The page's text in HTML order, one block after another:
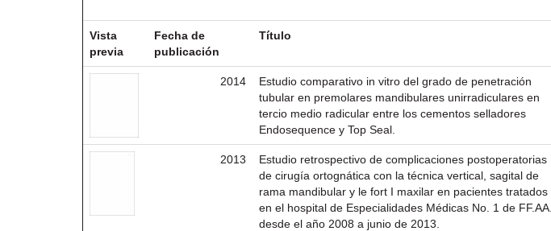
Vista
previa
Fecha de
publicación
Título
2014
Estudio comparativo in vitro del grado de penetración
tubular en premolares mandibulares unirradiculares en
tercio medio radicular entre los cementos selladores
Endosequence y Top Seal.
2013
Estudio retrospectivo de complicaciones postoperatorias
de cirugía ortognática con la técnica vertical, sagital de
rama mandibular y le fort I maxilar en pacientes tratados
en el hospital de Especialidades Médicas No. 1 de FF.AA.,
desde el año 2008 a junio de 2013.